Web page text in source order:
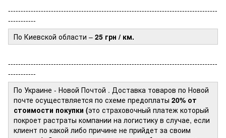
-----------------------------------------------------------------------------------
-----------
По Киевской области – 25 грн / км.
-----------------------------------------------------------------------------------
-----------
По Украине - Новой Почтой . Доставка товаров по Новой
почте осуществляется по схеме предоплаты 20% от
стоимости покупки (это страховочный платеж который
покроет растраты компании на логистику в случае, если
клиент по какой либо причине не прийдет за своим